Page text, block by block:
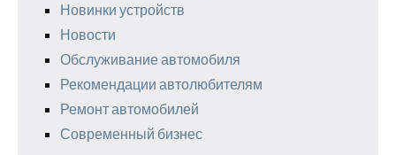
Новинки устройств
Новости
Обслуживание автомобиля
Рекомендации автолюбителям
Ремонт автомобилей
Современный бизнес